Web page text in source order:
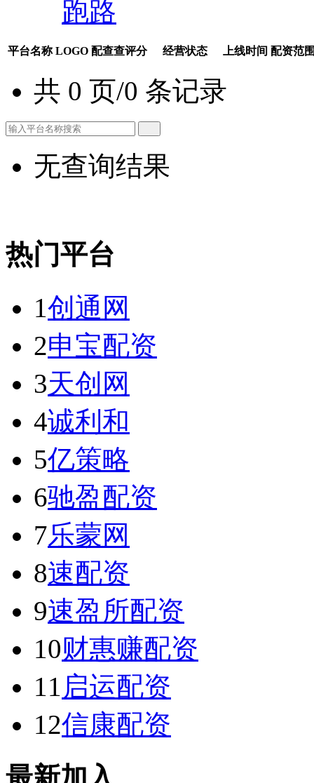
跑路
平台名称 LOGO 配查查评分 经营状态 上线时间 配资范
共 0 页/0 条记录
无查询结果
热门平台
1创通网
2申宝配资
3天创网
4诚利和
5亿策略
6驰盈配资
7乐蒙网
8速配资
9速盈所配资
10财惠赚配资
11 启运配资
12信康配资
最新加入